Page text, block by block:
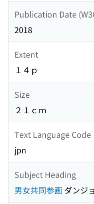
Publication Date
2018
Extent
１４ｐ
Size
２１ｃｍ
Text Language Code
jpn
Subject Heading
男女共同参画 ダンジ